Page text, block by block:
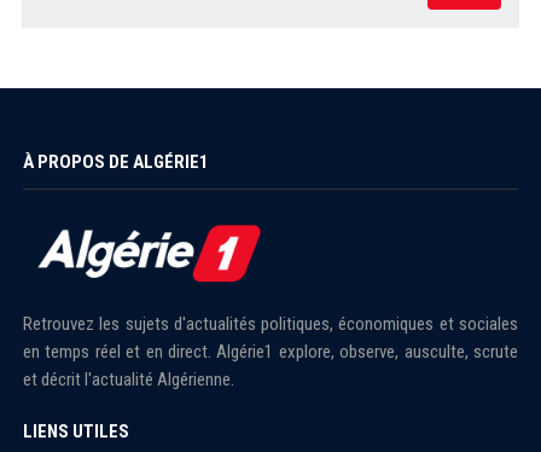
À PROPOS DE ALGÉRIE1
Retrouvez les sujets d'actualités politiques, économiques et sociales
en temps réel et en direct. Algérie1 explore, observe, ausculte, scrute
et décrit l'actualité Algérienne.
LIENS UTILES